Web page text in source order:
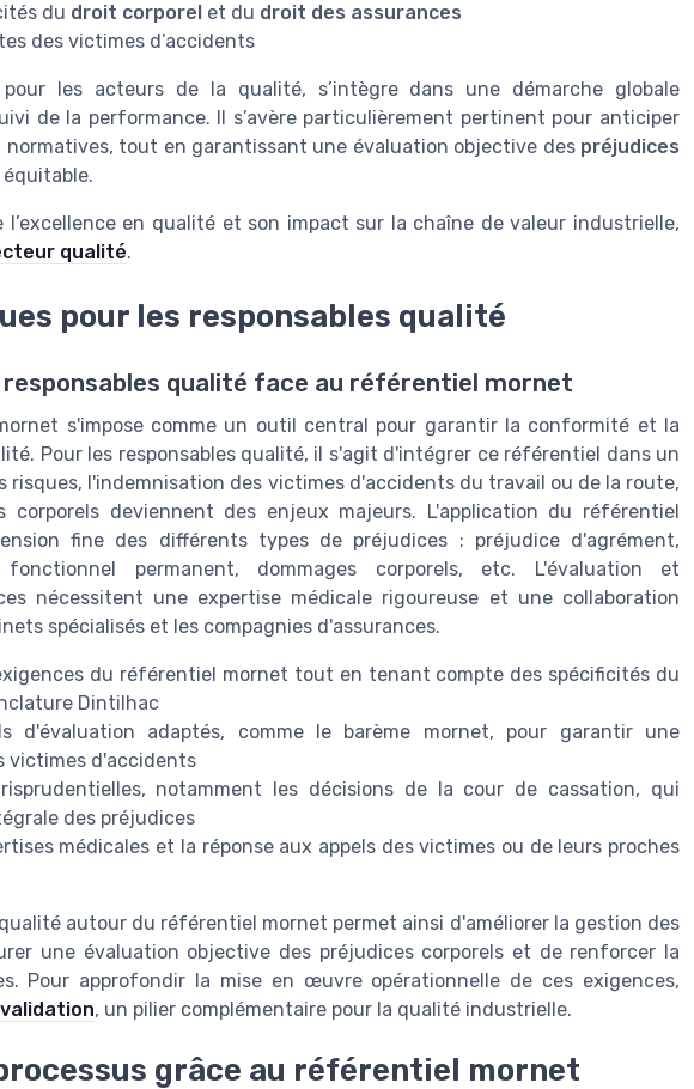
du droit corporel et du droit des assurances
des victimes d’accidents
les acteurs de la qualité, s’intègre dans une démarche globale
de la performance. Il s’avère particulièrement pertinent pour anticiper
tout en garantissant une évaluation objective des préjudices
en qualité et son impact sur la chaîne de valeur industrielle,
qualité.
pour les responsables qualité
qualité face au référentiel mornet
s'impose comme un outil central pour garantir la conformité et la
Pour les responsables qualité, il s'agit d'intégrer ce référentiel dans un
risques, l'indemnisation des victimes d'accidents du travail ou de la route,
deviennent des enjeux majeurs. L'application du référentiel
fine des différents types de préjudices : préjudice d'agrément,
permanent, dommages corporels, etc. L'évaluation et
nécessitent une expertise médicale rigoureuse et une collaboration
spécialisés et les compagnies d'assurances.
du référentiel mornet tout en tenant compte des spécificités du
Dintilhac
d'évaluation adaptés, comme le barème mornet, pour garantir une
victimes d'accidents
notamment les décisions de la cour de cassation, qui
des préjudices
médicales et la réponse aux appels des victimes ou de leurs proches
autour du référentiel mornet permet ainsi d'améliorer la gestion des
une évaluation objective des préjudices corporels et de renforcer la
Pour approfondir la mise en œuvre opérationnelle de ces exigences,
, un pilier complémentaire pour la qualité industrielle.
grâce au référentiel mornet